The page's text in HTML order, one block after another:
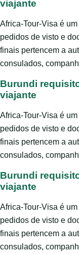
viajante
Africa-Tour-Visa é
pedidos de visto e
finais pertencem a
consulados,
Burundi
viajante
Africa-Tour-Visa é
pedidos de visto e
finais pertencem a
consulados,
Burundi
viajante
Africa-Tour-Visa é
pedidos de visto e
finais pertencem a
consulados,